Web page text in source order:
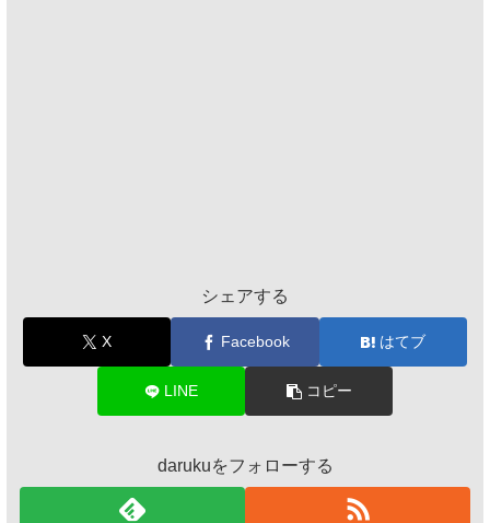
シェアする
X Facebook はてブ
LINE コピー
darukuをフォローする